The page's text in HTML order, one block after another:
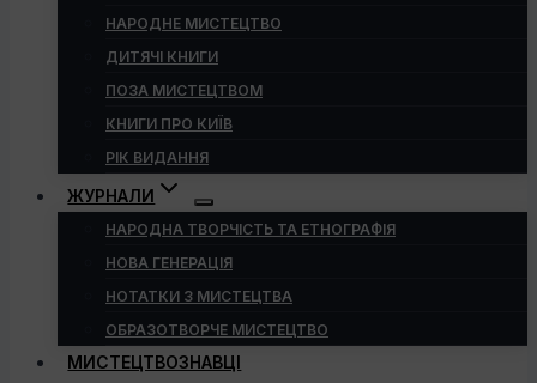
НАРОДНЕ МИСТЕЦТВО
ДИТЯЧІ КНИГИ
ПОЗА МИСТЕЦТВОМ
КНИГИ ПРО КИЇВ
РІК ВИДАННЯ
ЖУРНАЛИ
НАРОДНА ТВОРЧІСТЬ ТА ЕТНОГРАФІЯ
НОВА ГЕНЕРАЦІЯ
НОТАТКИ З МИСТЕЦТВА
ОБРАЗОТВОРЧЕ МИСТЕЦТВО
МИСТЕЦТВОЗНАВЦІ